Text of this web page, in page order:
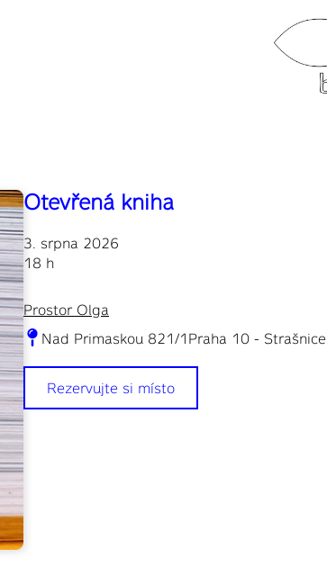
Otevřená kniha
3. srpna 2026
18 h
Prostor Olga
Nad Primaskou 821/1Praha 10 - Strašnice
Rezervujte si místo